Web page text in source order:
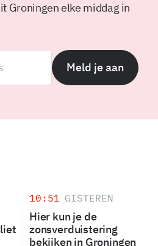
Groningen elke middag in
Meld je aan
10:51 GISTEREN
Hier kun je de
zonsverduistering
bekijken in Groningen